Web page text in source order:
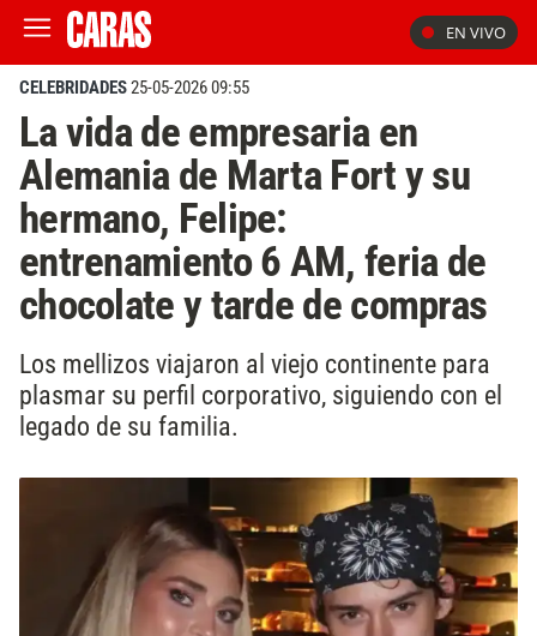
EN VIVO
CELEBRIDADES25-05-2026 09:55
La vida de empresaria en
Alemania de Marta Fort y su
hermano, Felipe:
entrenamiento 6 AM, feria de
chocolate y tarde de compras
Los mellizos viajaron al viejo continente para
plasmar su perfil corporativo, siguiendo con el
legado de su familia.